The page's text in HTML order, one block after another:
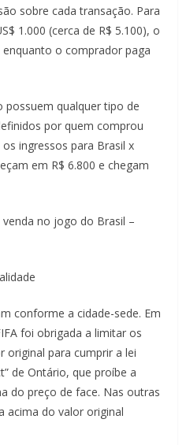
sobre cada transação. Para
1.000 (cerca de R$ 5.100), o
o comprador paga
possuem qualquer tipo de
por quem comprou
ingressos para Brasil x
em R$ 6.800 e chegam
no jogo do Brasil –
conforme a cidade-sede. Em
foi obrigada a limitar os
original para cumprir a lei
de Ontário, que proíbe a
do preço de face. Nas outras
acima do valor original